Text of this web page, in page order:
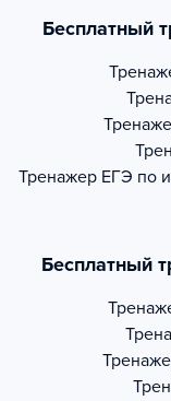
Бесплатный
Тренажер ЕГЭ по
Бесплатный